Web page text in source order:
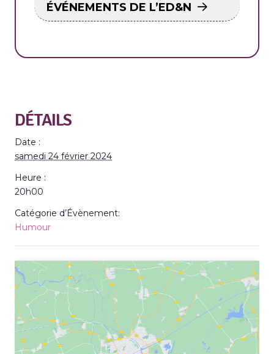
ÉVÉNEMENTS DE L’ED&N
DÉTAILS
Date :
samedi 24 février 2024
Heure :
20h00
Catégorie d’Évènement:
Humour